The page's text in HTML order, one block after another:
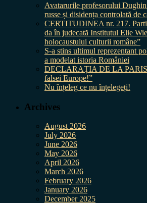
Avatarurile profesorului
russe și disidența controlată de
CERTITUDINEA nr. 217.
da în judecată Institutul Elie
holocaustului culturii române”
S-a stins ultimul reprezentant
a modelat istoria României
DECLARAȚIA DE LA PARIS:
falsei Europe!”
Nu înțeleg ce nu înțelegeți!
Archives
August 2026
July 2026
June 2026
May 2026
April 2026
March 2026
February 2026
January 2026
December 2025